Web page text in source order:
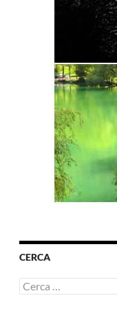
CERCA
Ricerca
per: